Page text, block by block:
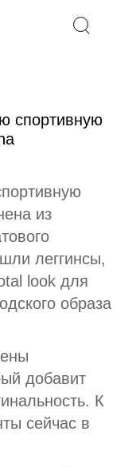
спортивную
из
леггинсы,
look для
образа
добавит
К
сейчас в